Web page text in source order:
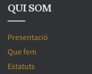
QUI SOM
Presentació
Que fem
Estatuts